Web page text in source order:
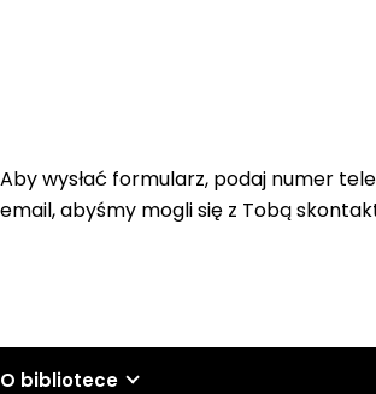
Aby wysłać formularz, podaj numer
email, abyśmy mogli się z Tobą
O bibliotece